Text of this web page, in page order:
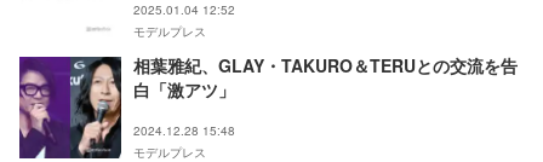
2025.01.04 12:52
モデルプレス
相葉雅紀、GLAY・TAKURO＆TERUとの交流を告
白「激アツ」
2024.12.28 15:48
モデルプレス